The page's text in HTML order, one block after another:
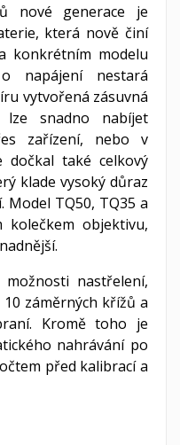
nové generace je
která nově činí
konkrétním modelu
napájení nestará
vytvořená zásuvná
snadno nabíjet
zařízení, nebo v
dočkal také celkový
klade vysoký důraz
Model TQ50, TQ35 a
kolečkem objektivu,
nastřelení,
záměrných křížů a
Kromě toho je
nahrávání po
před kalibrací a